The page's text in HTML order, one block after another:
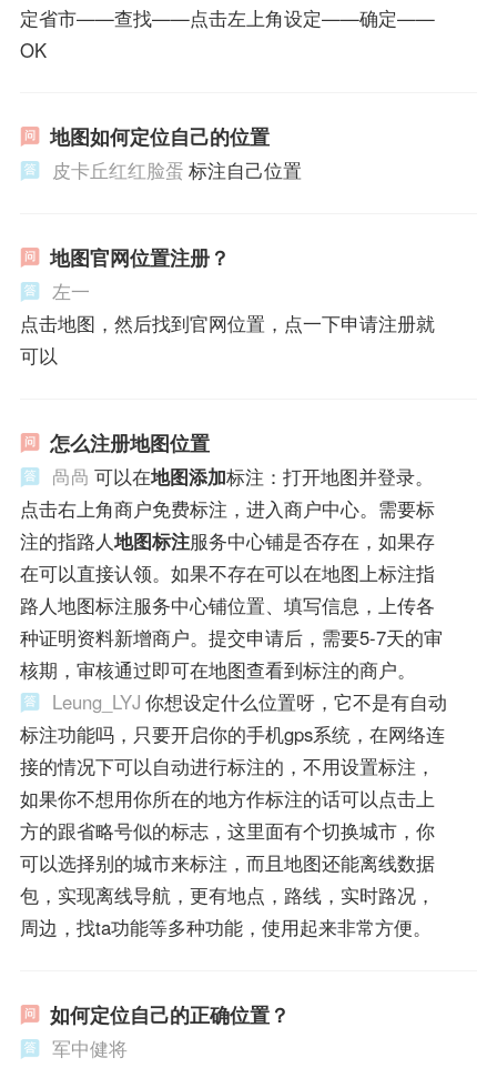
定省市——查找——点击左上角设定——确定——
OK
地图如何定位自己的位置
皮卡丘红红脸蛋 标注自己位置
地图官网位置注册？
左一
点击地图，然后找到官网位置，点一下申请注册就
可以
怎么注册地图位置
咼咼 可以在地图添加标注：打开地图并登录。
点击右上角商户免费标注，进入商户中心。需要标
注的指路人地图标注服务中心铺是否存在，如果存
在可以直接认领。如果不存在可以在地图上标注指
路人地图标注服务中心铺位置、填写信息，上传各
种证明资料新增商户。提交申请后，需要5-7天的审
核期，审核通过即可在地图查看到标注的商户。
Leung_LYJ 你想设定什么位置呀，它不是有自动
标注功能吗，只要开启你的手机gps系统，在网络连
接的情况下可以自动进行标注的，不用设置标注，
如果你不想用你所在的地方作标注的话可以点击上
方的跟省略号似的标志，这里面有个切换城市，你
可以选择别的城市来标注，而且地图还能离线数据
包，实现离线导航，更有地点，路线，实时路况，
周边，找ta功能等多种功能，使用起来非常方便。
如何定位自己的正确位置？
军中健将